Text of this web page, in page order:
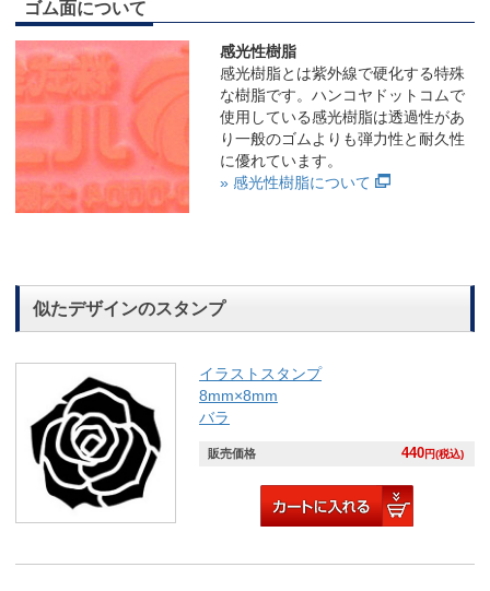
ゴム面について
感光性樹脂
感光樹脂とは紫外線で硬化する特殊
な樹脂です。ハンコヤドットコムで
使用している感光樹脂は透過性があ
り一般のゴムよりも弾力性と耐久性
に優れています。
» 感光性樹脂について
似たデザインのスタンプ
イラストスタンプ
8mm×8mm
バラ
販売価格 440円(税込)